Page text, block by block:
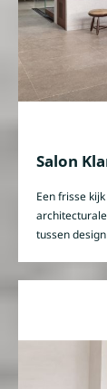
Salon
Een frisse
tussen